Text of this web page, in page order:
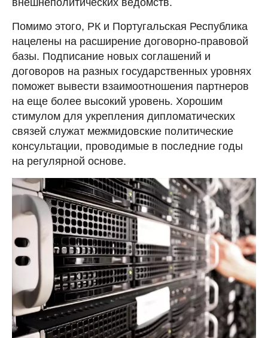
Помимо этого, РК и Португальская Республика
нацелены на расширение договорно-правовой
базы. Подписание новых соглашений и
договоров на разных государственных уровнях
поможет вывести взаимоотношения партнеров
на еще более высокий уровень. Хорошим
стимулом для укрепления дипломатических
связей служат межмидовские политические
консультации, проводимые в последние годы
на регулярной основе.